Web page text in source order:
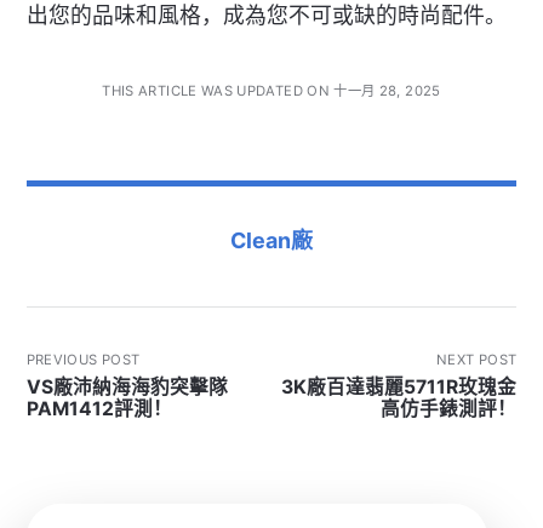
出您的品味和風格，成為您不可或缺的時尚配件。
THIS ARTICLE WAS UPDATED ON 十一月 28, 2025
Clean廠
PREVIOUS POST
VS廠沛納海海豹突擊隊
PAM1412評測！
NEXT POST
3K廠百達翡麗5711R玫瑰金
高仿手錶測評！